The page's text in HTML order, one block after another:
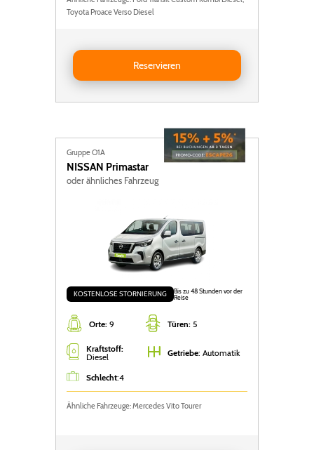
Toyota Proace Verso Diesel
Reservieren
Gruppe O1A
NISSAN Primastar
oder ähnliches Fahrzeug
Orte: 9 Türen: 5
KOSTENLOSE STORNIERUNG
Bis zu 48 Stunden vor der
Reise
Kraftstoff:
Diesel
Getriebe: Automatik
Schlecht:4
Ähnliche Fahrzeuge: Mercedes Vito Tourer